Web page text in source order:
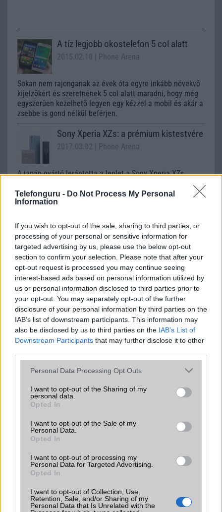
Telefonguru - Do Not Process My Personal
Information
If you wish to opt-out of the sale, sharing to third parties, or
processing of your personal or sensitive information for
targeted advertising by us, please use the below opt-out
section to confirm your selection. Please note that after your
opt-out request is processed you may continue seeing
interest-based ads based on personal information utilized by
us or personal information disclosed to third parties prior to
your opt-out. You may separately opt-out of the further
disclosure of your personal information by third parties on the
IAB’s list of downstream participants. This information may
also be disclosed by us to third parties on the IAB’s List of
Downstream Participants that may further disclose it to other
Please note that this website/app uses one or more Google
not limited to your visit or usage behaviour. You may click to
grant or deny consent to Google and its third-party tags to
use your data for below specified purposes in below Google
consent section.
Personal Data Processing Opt Outs
I want to opt-out of the Sharing of my
personal data.
Opted In
I want to opt-out of the Sale of my
Personal Data.
Opted In
I want to opt-out of processing my
Personal Data for Targeted Advertising.
Opted In
I want to opt-out of Collection, Use,
Retention, Sale, and/or Sharing of my
Personal Data that Is Unrelated with the
A tíz legjobb okostelefon 5 col alatt
2015.02.10 | Phone Arena
Sokan nem rajonganak az évek óta egyre inkább növekvõ
kijelzõkért és szeretnének 5 col alatt maradni, hogy még
egyszerûen kezelhetõ legyen egy kézzel a mobil és akár a
zsebbe is gond nélkül beférjen.
Sony Xperia XZs: a prémium kistestvére
2017.03.02 | Phone Arena
A japán gyártó lerántotta a leplet a Sony Xperia XZs
Garanciában cserélik a törött Sony
kijelzőket
2013.11.11| Xperia Blog
A friss hírek szerint a japán gyártó úgy döntött, hogy az
igen méretesre duzzadt, elvileg ok nélküli kijelzőtörési
gondok miatt garanciában cseréli a Sony Xperia
okostelefonok megjelenítőit.
Sony Xperia Z3: minden részlet itt van
2014.09.02 | Phone Arena
A japán gyártó a héten mutatja be legújabb Xperia
családtagjait, azonban a hivatalos bejelentés előtt
gyakorlatilag mindent megtudhattunk a Sony Xperia Z3
KAPCSOLÓDÓ HÍREK
Sony Xperia Z és Xperia ZL
Íme az első Sony Xperia Z fotó!
Sony Xperia Z és Xperia ZL: 5 col, csúcs